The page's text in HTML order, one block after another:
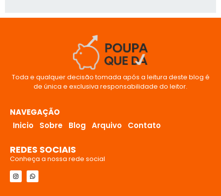
Toda e qualquer decisão tomada após a leitura deste blog é
de única e exclusiva responsabilidade do leitor.
NAVEGAÇÃO
Inicio
Sobre Blog Arquivo Contato
REDES SOCIAIS
Conheça a nossa rede social